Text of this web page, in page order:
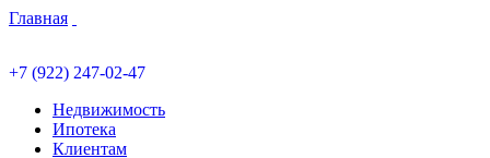
Главная
+7 (922) 247-02-47
Недвижимость
Ипотека
Клиентам